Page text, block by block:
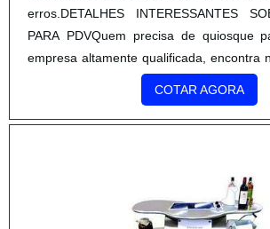
erros.DETALHES INTERESSANTES
PARA PDVQuem precisa de quiosque
empresa altamente qualificada, encontra
Displays. Com alto know-how em stand
portátil para eventos, a companhia
melhor em tecnologia ao cliente.Ainda
qualidade e excelente custo-benefício,
mas de grande valia para saber a
COTAR AGORA